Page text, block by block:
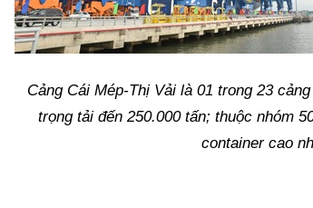
Cảng Cái Mép-Thị Vải là 01 trong 23
trọng tải đến 250.000 tấn; thuộc nhóm
container cao